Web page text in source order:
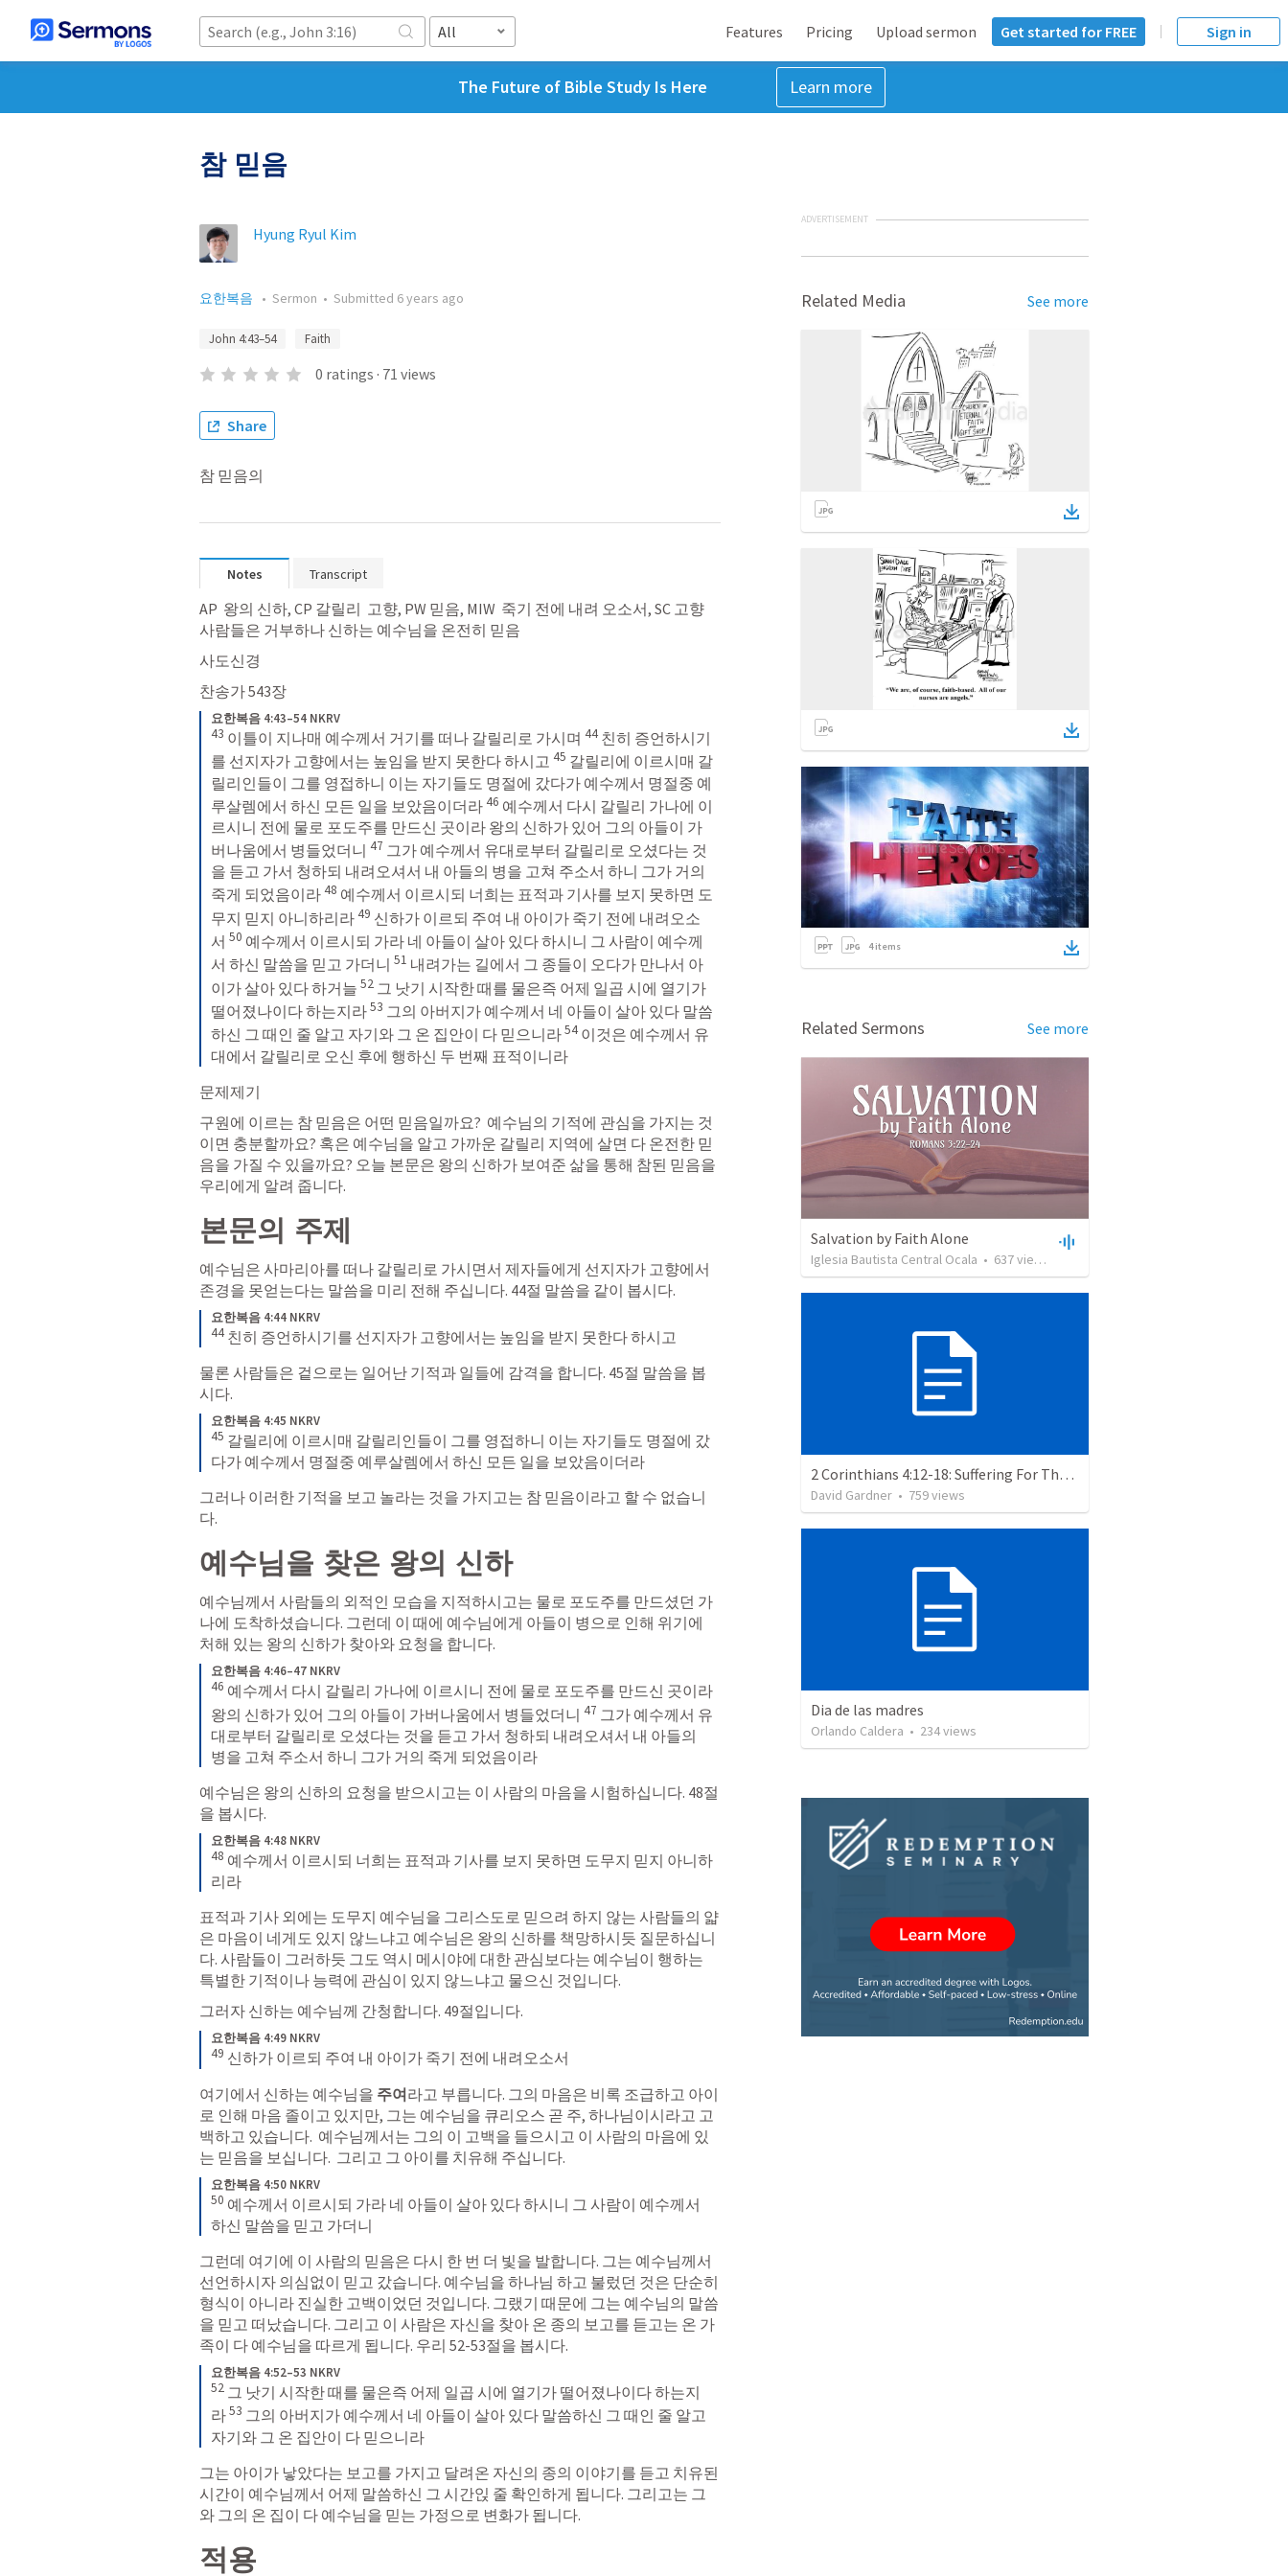
All Features Pricing Upload sermon Get started for FREE Sign in
The Future of Bible Study Is Here Learn more
참 믿음
Hyung Ryul Kim
요한복음 • Sermon • Submitted 6 years ago
John 4:43–54 Faith
0 ratings · 71 views
Share
참 믿음의
Notes Transcript
AP  왕의 신하, CP 갈릴리  고향, PW 믿음, MIW  죽기 전에 내려 오소서, SC 고향
사람들은 거부하나 신하는 예수님을 온전히 믿음
사도신경
찬송가 543장
요한복음 4:43–54 NKRV
43 이틀이 지나매 예수께서 거기를 떠나 갈릴리로 가시며 44 친히 증언하시기
를 선지자가 고향에서는 높임을 받지 못한다 하시고 45 갈릴리에 이르시매 갈
릴리인들이 그를 영접하니 이는 자기들도 명절에 갔다가 예수께서 명절중 예
루살렘에서 하신 모든 일을 보았음이더라 46 예수께서 다시 갈릴리 가나에 이
르시니 전에 물로 포도주를 만드신 곳이라 왕의 신하가 있어 그의 아들이 가
버나움에서 병들었더니 47 그가 예수께서 유대로부터 갈릴리로 오셨다는 것
을 듣고 가서 청하되 내려오셔서 내 아들의 병을 고쳐 주소서 하니 그가 거의
죽게 되었음이라 48 예수께서 이르시되 너희는 표적과 기사를 보지 못하면 도
무지 믿지 아니하리라 49 신하가 이르되 주여 내 아이가 죽기 전에 내려오소
서 50 예수께서 이르시되 가라 네 아들이 살아 있다 하시니 그 사람이 예수께
서 하신 말씀을 믿고 가더니 51 내려가는 길에서 그 종들이 오다가 만나서 아
이가 살아 있다 하거늘 52 그 낫기 시작한 때를 물은즉 어제 일곱 시에 열기가
떨어졌나이다 하는지라 53 그의 아버지가 예수께서 네 아들이 살아 있다 말씀
하신 그 때인 줄 알고 자기와 그 온 집안이 다 믿으니라 54 이것은 예수께서 유
대에서 갈릴리로 오신 후에 행하신 두 번째 표적이니라
문제제기
구원에 이르는 참 믿음은 어떤 믿음일까요?  예수님의 기적에 관심을 가지는 것
이면 충분할까요? 혹은 예수님을 알고 가까운 갈릴리 지역에 살면 다 온전한 믿
음을 가질 수 있을까요? 오늘 본문은 왕의 신하가 보여준 삶을 통해 참된 믿음을
우리에게 알려 줍니다.
본문의 주제
예수님은 사마리아를 떠나 갈릴리로 가시면서 제자들에게 선지자가 고향에서
존경을 못얻는다는 말씀을 미리 전해 주십니다. 44절 말씀을 같이 봅시다.
요한복음 4:44 NKRV
44 친히 증언하시기를 선지자가 고향에서는 높임을 받지 못한다 하시고
물론 사람들은 겉으로는 일어난 기적과 일들에 감격을 합니다. 45절 말씀을 봅
시다.
요한복음 4:45 NKRV
45 갈릴리에 이르시매 갈릴리인들이 그를 영접하니 이는 자기들도 명절에 갔
다가 예수께서 명절중 예루살렘에서 하신 모든 일을 보았음이더라
그러나 이러한 기적을 보고 놀라는 것을 가지고는 참 믿음이라고 할 수 없습니
다.
예수님을 찾은 왕의 신하
예수님께서 사람들의 외적인 모습을 지적하시고는 물로 포도주를 만드셨던 가
나에 도착하셨습니다. 그런데 이 때에 예수님에게 아들이 병으로 인해 위기에
처해 있는 왕의 신하가 찾아와 요청을 합니다.
요한복음 4:46–47 NKRV
46 예수께서 다시 갈릴리 가나에 이르시니 전에 물로 포도주를 만드신 곳이라
왕의 신하가 있어 그의 아들이 가버나움에서 병들었더니 47 그가 예수께서 유
대로부터 갈릴리로 오셨다는 것을 듣고 가서 청하되 내려오셔서 내 아들의
병을 고쳐 주소서 하니 그가 거의 죽게 되었음이라
예수님은 왕의 신하의 요청을 받으시고는 이 사람의 마음을 시험하십니다. 48절
을 봅시다.
요한복음 4:48 NKRV
48 예수께서 이르시되 너희는 표적과 기사를 보지 못하면 도무지 믿지 아니하
리라
표적과 기사 외에는 도무지 예수님을 그리스도로 믿으려 하지 않는 사람들의 얇
은 마음이 네게도 있지 않느냐고 예수님은 왕의 신하를 책망하시듯 질문하십니
다. 사람들이 그러하듯 그도 역시 메시야에 대한 관심보다는 예수님이 행하는
특별한 기적이나 능력에 관심이 있지 않느냐고 물으신 것입니다.
그러자 신하는 예수님께 간청합니다. 49절입니다.
요한복음 4:49 NKRV
49 신하가 이르되 주여 내 아이가 죽기 전에 내려오소서
여기에서 신하는 예수님을 주여라고 부릅니다. 그의 마음은 비록 조급하고 아이
로 인해 마음 졸이고 있지만, 그는 예수님을 큐리오스 곧 주, 하나님이시라고 고
백하고 있습니다.  예수님께서는 그의 이 고백을 들으시고 이 사람의 마음에 있
는 믿음을 보십니다.  그리고 그 아이를 치유해 주십니다.
요한복음 4:50 NKRV
50 예수께서 이르시되 가라 네 아들이 살아 있다 하시니 그 사람이 예수께서
하신 말씀을 믿고 가더니
그런데 여기에 이 사람의 믿음은 다시 한 번 더 빛을 발합니다. 그는 예수님께서
선언하시자 의심없이 믿고 갔습니다. 예수님을 하나님 하고 불렀던 것은 단순히
형식이 아니라 진실한 고백이었던 것입니다. 그랬기 때문에 그는 예수님의 말씀
을 믿고 떠났습니다. 그리고 이 사람은 자신을 찾아 온 종의 보고를 듣고는 온 가
족이 다 예수님을 따르게 됩니다. 우리 52-53절을 봅시다.
요한복음 4:52–53 NKRV
52 그 낫기 시작한 때를 물은즉 어제 일곱 시에 열기가 떨어졌나이다 하는지
라 53 그의 아버지가 예수께서 네 아들이 살아 있다 말씀하신 그 때인 줄 알고
자기와 그 온 집안이 다 믿으니라
그는 아이가 낳았다는 보고를 가지고 달려온 자신의 종의 이야기를 듣고 치유된
시간이 예수님께서 어제 말씀하신 그 시간읹 줄 확인하게 됩니다. 그리고는 그
와 그의 온 집이 다 예수님을 믿는 가정으로 변화가 됩니다.
적용
ADVERTISEMENT
Related Media See more
4items
Related Sermons See more
Salvation by Faith Alone
Iglesia Bautista Central Ocala • 637views
2 Corinthians 4:12-18: Suffering For The Glory Of God
David Gardner • 759views
Dia de las madres
Orlando Caldera • 234views